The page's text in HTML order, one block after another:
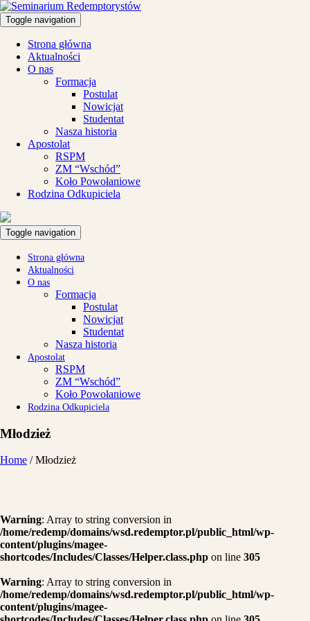
Toggle navigation
Strona główna
Aktualności
O nas
Formacja
Postulat
Nowicjat
Studentat
Nasza historia
Apostolat
RSPM
ZM “Wschód”
Koło Powołaniowe
Rodzina Odkupiciela
Toggle navigation
Strona główna
Aktualności
O nas
Formacja
Postulat
Nowicjat
Studentat
Nasza historia
Apostolat
RSPM
ZM “Wschód”
Koło Powołaniowe
Rodzina Odkupiciela
Młodzież
Home / Młodzież
Warning: Array to string conversion in
/home/redemp/domains/wsd.redemptor.pl/public_html/wp-
content/plugins/magee-
shortcodes/Includes/Classes/Helper.class.php on line 305
Warning: Array to string conversion in
/home/redemp/domains/wsd.redemptor.pl/public_html/wp-
content/plugins/magee-